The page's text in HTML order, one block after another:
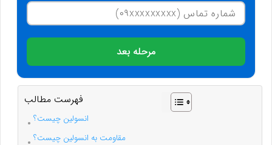
مرحله بعد
فهرست مطالب
انسولین چیست؟
مقاومت به انسولین چیست؟